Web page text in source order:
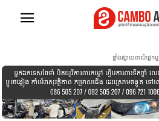
ផ្ទាំងផ្សាយពាណិជ្ជកម្ម